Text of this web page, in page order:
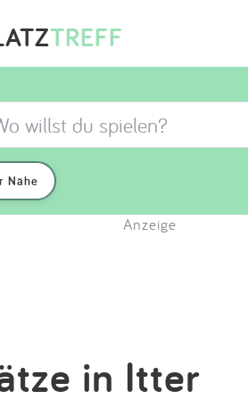
TREFF
Nähe
Anzeige
in Itter